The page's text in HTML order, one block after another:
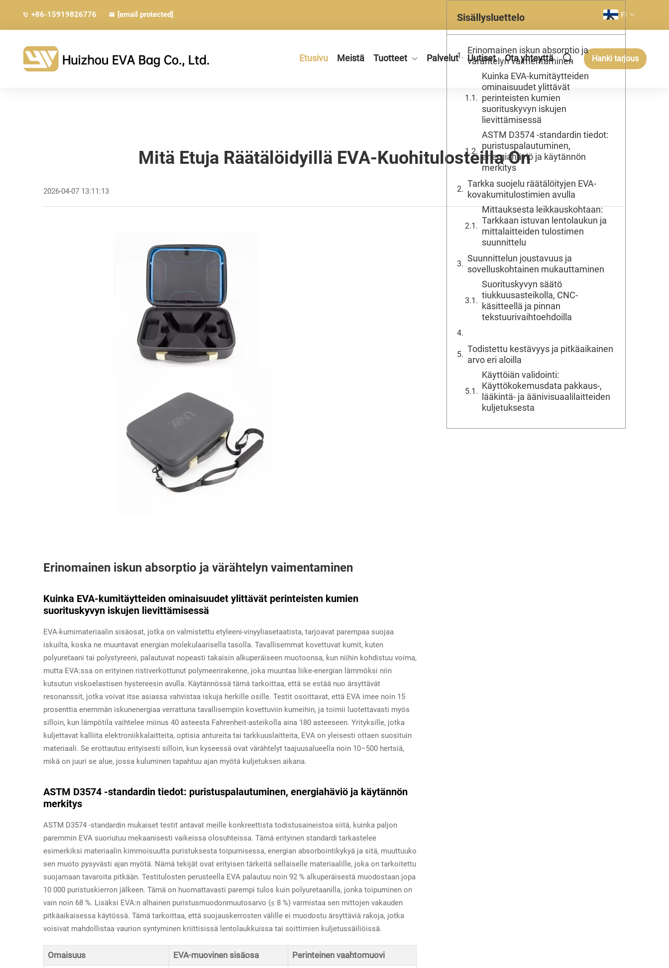
+86-15919826776 [email protected] FI
Etusivu Meistä Tuotteet Palvelut Uutiset Ota yhteyttä Hanki tarjous
Mitä Etuja Räätälöidyillä EVA-Kuohitulosteilla On
2026-04-07 13:11:13
Erinomainen iskun absorptio ja värähtelyn vaimentaminen
Kuinka EVA-kumitäytteiden ominaisuudet ylittävät perinteisten kumien
suorituskyvyn iskujen lievittämisessä
EVA-kumimateriaalin sisäosat, jotka on valmistettu etyleeni-vinyyliasetaatista, tarjoavat parempaa suojaa
iskuilta, koska ne muuntavat energian molekulaarisella tasolla. Tavallisemmat kovettuvat kumit, kuten
polyuretaani tai polystyreeni, palautuvat nopeasti takaisin alkuperäiseen muotoonsa, kun niihin kohdistuu voima,
mutta EVA:ssa on erityinen ristiverkottunut polymeerirakenne, joka muuntaa liike-energian lämmöksi niin
kutsutun viskoelastisen hystereesin avulla. Käytännössä tämä tarkoittaa, että se estää nuo ärsyttävät
resonanssit, jotka voivat itse asiassa vahvistaa iskuja herkille osille. Testit osoittavat, että EVA imee noin 15
prosenttia enemmän iskunenergiaa verrattuna tavallisempiin kovettuviin kumeihin, ja toimii luotettavasti myös
silloin, kun lämpötila vaihtelee miinus 40 asteesta Fahrenheit-asteikolla aina 180 asteeseen. Yrityksille, jotka
kuljettavat kalliita elektroniikkalaitteita, optisia antureita tai tarkkuuslaitteita, EVA on yleisesti ottaen suosituin
materiaali. Se erottautuu erityisesti silloin, kun kyseessä ovat värähtelyt taajuusalueella noin 10–500 hertsiä,
mikä on juuri se alue, jossa kuluminen tapahtuu ajan myötä kuljetuksen aikana.
ASTM D3574 -standardin tiedot: puristuspalautuminen, energiahäviö ja käytännön
merkitys
ASTM D3574 -standardin mukaiset testit antavat meille konkreettista todistusaineistoa siitä, kuinka paljon
paremmin EVA suoriutuu mekaanisesti vaikeissa olosuhteissa. Tämä erityinen standardi tarkastelee
esimerkiksi materiaalin kimmoisuutta puristuksesta toipumisessa, energian absorbointikykyä ja sitä, muuttuuko
sen muoto pysyvästi ajan myötä. Nämä tekijät ovat erityisen tärkeitä sellaiselle materiaalille, joka on tarkoitettu
suojamaan tavaroita pitkään. Testitulosten perusteella EVA palautuu noin 92 % alkuperäisestä muodostaan jopa
10 000 puristuskierron jälkeen. Tämä on huomattavasti parempi tulos kuin polyuretaanilla, jonka toipuminen on
vain noin 68 %. Lisäksi EVA:n alhainen puristusmuodonmuutosarvo (≤ 8 %) varmistaa sen mittojen vakauden
pitkäaikaisessa käytössä. Tämä tarkoittaa, että suojauskerrosten välille ei muodostu ärsyttäviä rakoja, jotka
voisivat mahdollistaa vaurion syntyminen kriittisissä lentolaukkuissa tai soittimien kuljetussäiliöissä.
Omaisuus EVA-muovinen sisäosa
Perinteinen vaahtomuovi
Sisällysluettelo
Erinomainen iskun absorptio ja
värähtelyn vaimentaminen
Kuinka EVA-kumitäytteiden
ominaisuudet ylittävät
perinteisten kumien
suorituskyvyn iskujen
lievittämisessä
ASTM D3574 -standardin tiedot:
puristuspalautuminen,
energiahäviö ja käytännön
merkitys
Tarkka suojelu räätälöityjen EVA-
kovakumitulostimien avulla
Mittauksesta leikkauskohtaan:
Tarkkaan istuvan lentolaukun ja
mittalaitteiden tulostimen
suunnittelu
Suunnittelun joustavuus ja
sovelluskohtainen mukauttaminen
Suorituskyvyn säätö
tiukkuusasteikolla, CNC-
käsitteellä ja pinnan
tekstuurivaihtoehdoilla
Todistettu kestävyys ja pitkäaikainen
arvo eri aloilla
Käyttöiän validointi:
Käyttökokemusdata pakkaus-,
lääkintä- ja äänivisuaalilaitteiden
kuljetuksesta